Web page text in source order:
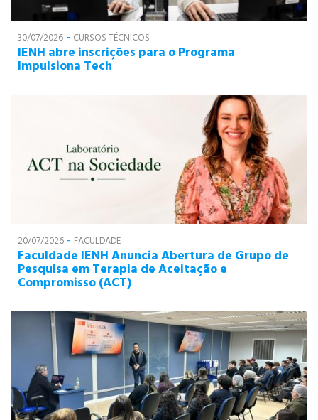
30/07/2026 - CURSOS TÉCNICOS
IENH abre inscrições para o Programa
Impulsiona Tech
20/07/2026 - FACULDADE
Faculdade IENH Anuncia Abertura de Grupo de
Pesquisa em Terapia de Aceitação e
Compromisso (ACT)